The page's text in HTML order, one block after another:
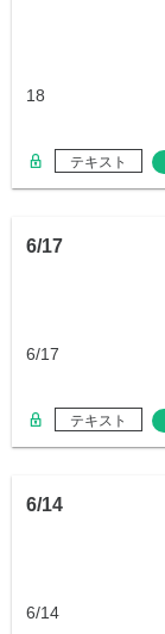
18
テキスト
6/17
6/17
テキスト
6/14
6/14